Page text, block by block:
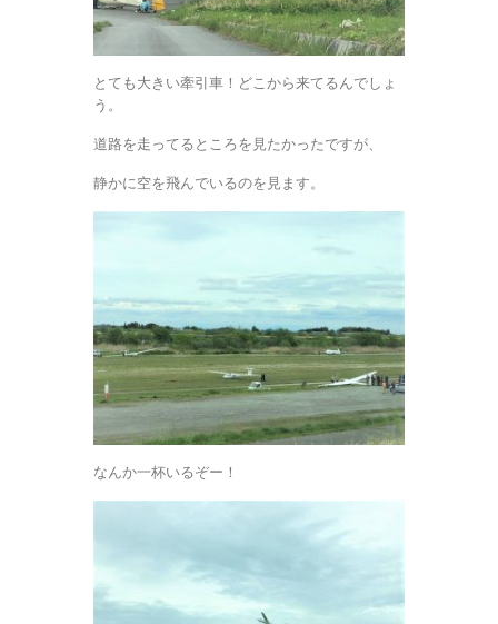
とても大きい牽引車！どこから来てるんでしょ
う。
道路を走ってるところを見たかったですが、
静かに空を飛んでいるのを見ます。
なんか一杯いるぞー！